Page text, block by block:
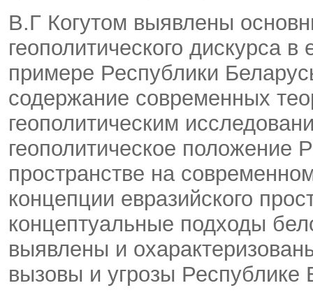
В.Г Когутом выявлены
геополитического дискурса
примере Республики
содержание современных
геополитическим
геополитическое положение
пространстве на
концепции евразийского
концептуальные подходы
выявлены и
вызовы и угрозы